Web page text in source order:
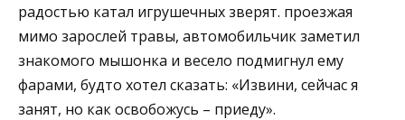
радостью катал игрушечных зверят. проезжая
мимо зарослей травы, автомобильчик заметил
знакомого мышонка и весело подмигнул ему
фарами, будто хотел сказать: «Извини, сейчас я
занят, но как освобожусь – приеду».